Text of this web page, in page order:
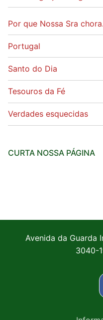
Por que Nossa Sra
Portugal
Santo do Dia
Tesouros da Fé
Verdades esquecidas
CURTA NOSSA PÁGINA
Avenida da Guarda
3040-